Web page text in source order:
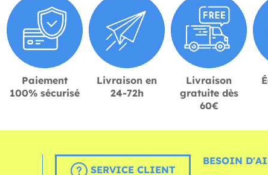
Paiement
100% sécurisé
Livraison en
24-72h
Livraison
gratuite dès
60€
SERVICE CLIENT
BESOIN